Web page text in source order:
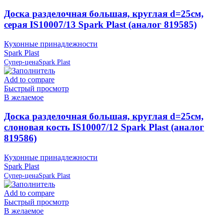
Доска разделочная большая, круглая d=25см,
серая IS10007/13 Spark Plast (аналог 819585)
Кухонные принадлежности
Spark Plast
Супер-ценаSpark Plast
Add to compare
Быстрый просмотр
В желаемое
Доска разделочная большая, круглая d=25см,
слоновая кость IS10007/12 Spark Plast (аналог
819586)
Кухонные принадлежности
Spark Plast
Супер-ценаSpark Plast
Add to compare
Быстрый просмотр
В желаемое